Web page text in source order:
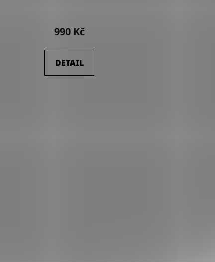
990 Kč
DETAIL